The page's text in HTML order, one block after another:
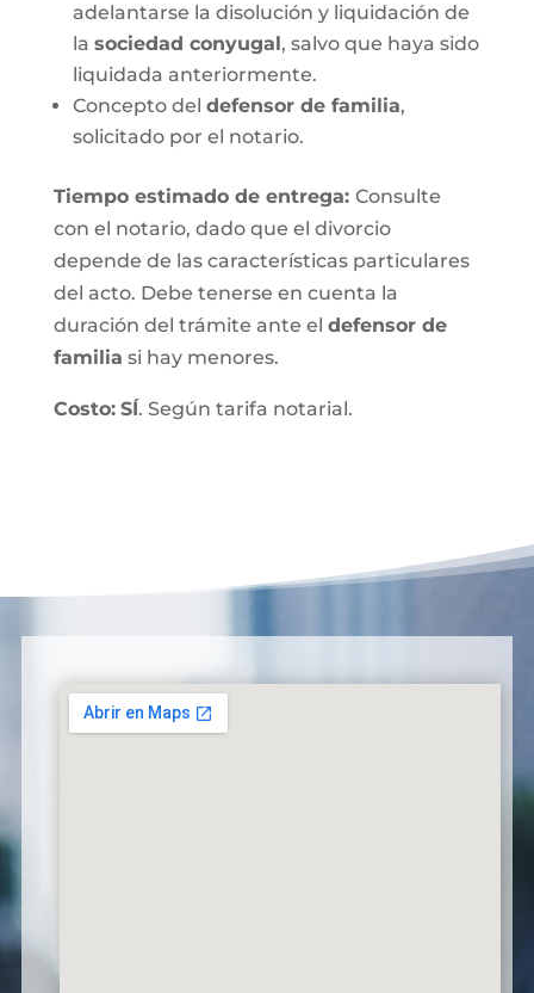
adelantarse la disolución y liquidación de
la sociedad conyugal, salvo que haya sido
liquidada anteriormente.
Concepto del defensor de familia,
solicitado por el notario.
Tiempo estimado de entrega: Consulte
con el notario, dado que el divorcio
depende de las características particulares
del acto. Debe tenerse en cuenta la
duración del trámite ante el defensor de
familia si hay menores.
Costo: SÍ. Según tarifa notarial.